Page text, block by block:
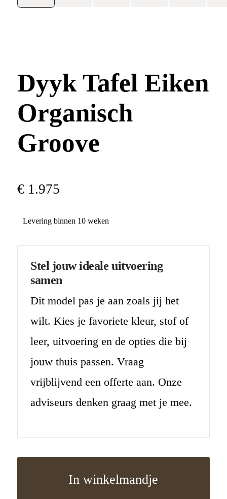
Dyyk Tafel Eiken
Organisch
Groove
€ 1 .975
Levering binnen 10 weken
Stel jouw ideale uitvoering
samen
Dit model pas je aan zoals jij het
wilt. Kies je favoriete kleur, stof of
leer, uitvoering en de opties die bij
jouw thuis passen. Vraag
vrijblijvend een offerte aan. Onze
adviseurs denken graag met je mee.
In winkelmandje